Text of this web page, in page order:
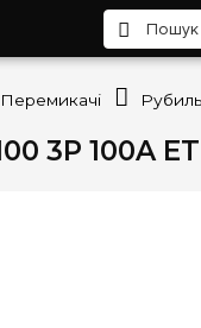
3P 100A
Перемикачі